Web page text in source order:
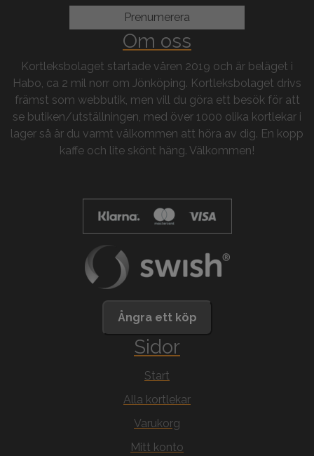
Om oss
Kortleksbolaget startade våren 2019 och är beläget i
Habo, ca 2 mil norr om Jönköping. Kortleksbolaget drivs
främst som webbutik, men vill du göra ett besök för att
se butiken/utställningen, med över 1000 olika kortlekar i
lager så är du varmt välkommen att höra av dig. En kopp
kaffe och lite skönt häng. Välkommen!
Ångra ett köp
Sidor
Start
Alla kortlekar
Varukorg
Mitt konto